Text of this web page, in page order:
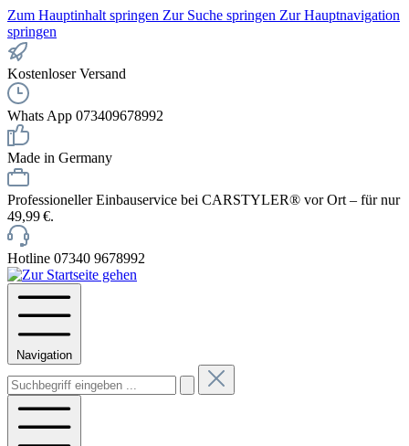
Zum Hauptinhalt springen Zur Suche springen Zur Hauptnavigation
springen
Kostenloser Versand
Whats App 073409678992
Made in Germany
Professioneller Einbauservice bei CARSTYLER® vor Ort – für nur
49,99 €.
Hotline 07340 9678992
Navigation